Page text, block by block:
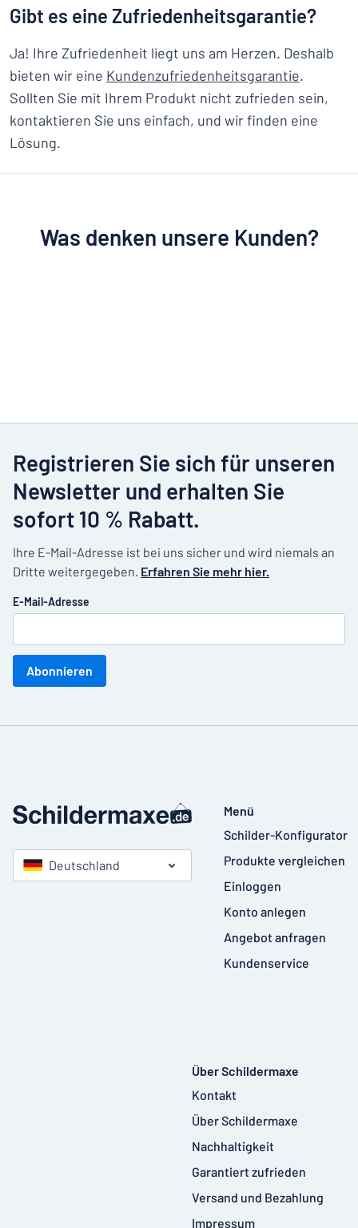
Gibt es eine Zufriedenheitsgarantie?
Ja! Ihre Zufriedenheit liegt uns am Herzen. Deshalb
bieten wir eine Kundenzufriedenheitsgarantie.
Sollten Sie mit Ihrem Produkt nicht zufrieden sein,
kontaktieren Sie uns einfach, und wir finden eine
Lösung.
Was denken unsere Kunden?
Registrieren Sie sich für unseren
Newsletter und erhalten Sie
sofort 10 % Rabatt.
Ihre E-Mail-Adresse ist bei uns sicher und wird niemals an
Dritte weitergegeben. Erfahren Sie mehr hier.
E-Mail-Adresse
Abonnieren
Deutschland
Menü
Schilder-Konfigurator
Produkte vergleichen
Einloggen
Konto anlegen
Angebot anfragen
Kundenservice
Über Schildermaxe
Kontakt
Über Schildermaxe
Nachhaltigkeit
Garantiert zufrieden
Versand und Bezahlung
Impressum